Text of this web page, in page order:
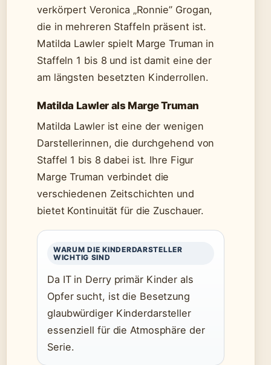
verkörpert Veronica „Ronnie” Grogan,
die in mehreren Staffeln präsent ist.
Matilda Lawler spielt Marge Truman in
Staffeln 1 bis 8 und ist damit eine der
am längsten besetzten Kinderrollen.
Matilda Lawler als Marge Truman
Matilda Lawler ist eine der wenigen
Darstellerinnen, die durchgehend von
Staffel 1 bis 8 dabei ist. Ihre Figur
Marge Truman verbindet die
verschiedenen Zeitschichten und
bietet Kontinuität für die Zuschauer.
WARUM DIE KINDERDARSTELLER
WICHTIG SIND
Da IT in Derry primär Kinder als
Opfer sucht, ist die Besetzung
glaubwürdiger Kinderdarsteller
essenziell für die Atmosphäre der
Serie.